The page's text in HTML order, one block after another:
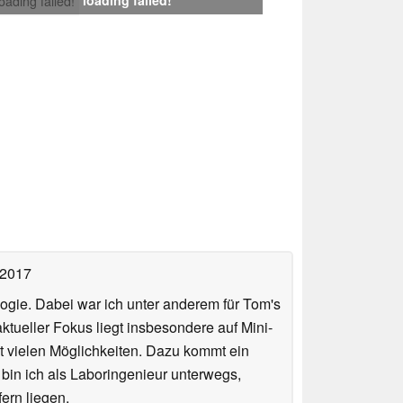
Dabei war ich unter anderem für Tom's
Fokus liegt insbesondere auf Mini-
Möglichkeiten. Dazu kommt ein
ich als Laboringenieur unterwegs,
liegen.